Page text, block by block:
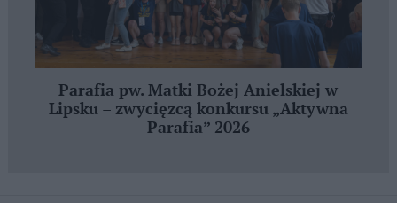
Parafia pw. Matki Bożej Anielskiej w
Lipsku – zwycięzcą konkursu „Aktywna
Parafia” 2026